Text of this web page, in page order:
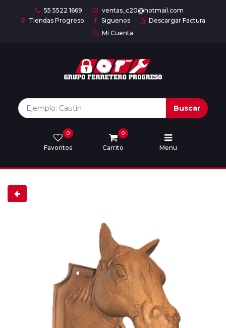
55 5522 1669
ventas_c20@hotmail.com
Tiendas Progreso
Siguenos
Descargar Factura
Mi Cuenta
Buscar
Favoritos
0
Carrito
0
Menu
Marcas
Descargar